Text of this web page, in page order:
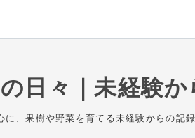
日々｜未経験
に、果樹や野菜を育てる未経験からの記